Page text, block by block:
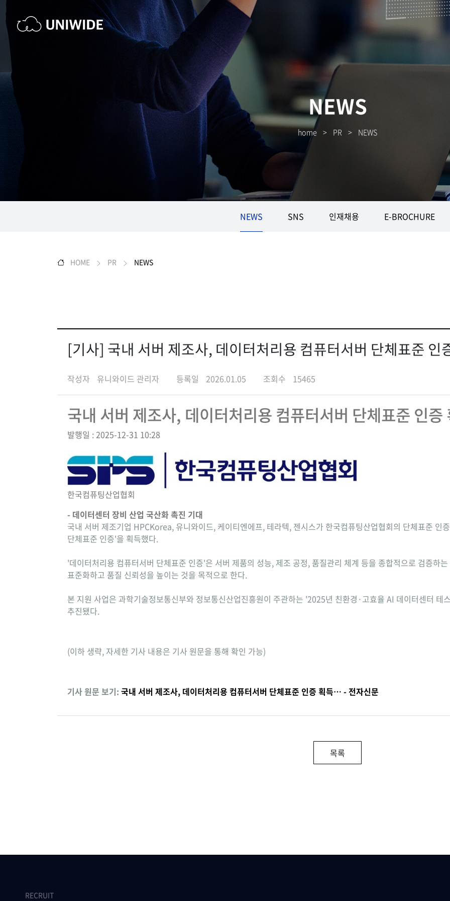
NEWS
home > PR > NEWS
NEWS SNS 인재채용 E-BROCHURE
HOME PR NEWS
[기사] 국내 서버 제조사, 데이터처리용 컴퓨터서버 단체표준 인
작성자 유니와이드 관리자 등록일 2026.01.05 조회수 15465
국내 서버 제조사, 데이터처리용 컴퓨터서버 단체표준 인
발행일 : 2025-12-31 10:28
한국컴퓨팅산업협회
- 데이터센터 장비 산업 국산화 촉진 기대
국내 서버 제조기업 HPCKorea, 유니와이드, 케이티엔에프, 테라텍, 젠시스가 한국컴퓨팅산업협회의 단체표준 인
단체표준 인증'을 획득했다.
'데이터처리용 컴퓨터서버 단체표준 인증'은 서버 제품의 성능, 제조 공정, 품질관리 체계 등을 종합적으로 검증하
표준화하고 품질 신뢰성을 높이는 것을 목적으로 한다.
본 지원 사업은 과학기술정보통신부와 정보통신산업진흥원이 주관하는 '2025년 친환경·고효율 AI 데이터센터 테
추진됐다.
(이하 생략, 자세한 기사 내용은 기사 원문을 통해 확인 가능)
기사 원문 보기: 국내 서버 제조사, 데이터처리용 컴퓨터서버 단체표준 인증 획득… - 전자신문
목록
RECRUIT